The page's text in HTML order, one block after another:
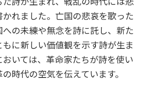
れました。亡国の悲哀を歌った
の未練や無念を詩に託し、新た
に新しい価値観を示す詩が生ま
いては、革命家たちが詩を使い
時代の空気を伝えています。